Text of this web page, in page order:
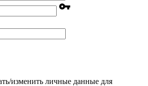
vpn_key
изменить личные данные для